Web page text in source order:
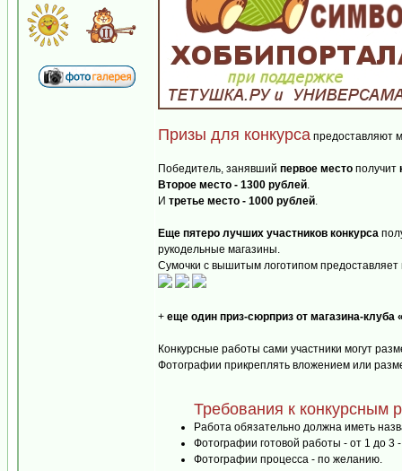
Призы для конкурса предоставляют
Победитель, занявший первое место получит
Второе место - 1300 рублей.
И третье место - 1000 рублей.
Еще пятеро лучших участников конкурса
рукодельные магазины.
Сумочки с вышитым логотипом предоставляет
+ еще один приз-сюрприз от магазина-
Конкурсные работы сами участники могут
Фотографии прикреплять вложением или
Требования к конкурсным
Работа обязательно должна иметь
Фотографии готовой работы - от 1 до 3
Фотографии процесса - по желанию.